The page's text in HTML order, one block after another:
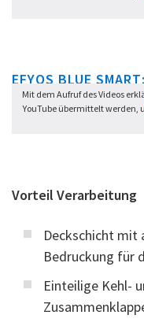
EFYOS BLUE
Mit dem Aufruf des Videos
YouTube übermittelt werden,
Vorteil Verarbeitung
Deckschicht mit
Bedruckung für
Einteilige Kehl-